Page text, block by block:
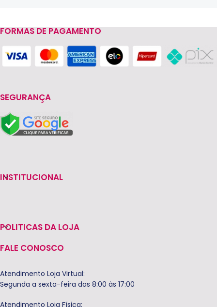
Read more
FORMAS DE PAGAMENTO
SEGURANÇA
INSTITUCIONAL
POLITICAS DA LOJA
FALE CONOSCO
Atendimento Loja Virtual:
Segunda a sexta-feira das 8:00 às 17:00
Atendimento Loja Física: